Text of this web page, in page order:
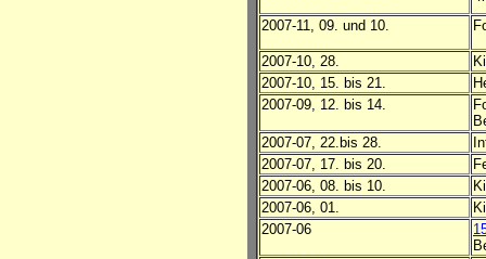
2007-11, 09. und 10.
2007-10, 28.
2007-10, 15. bis 21.
2007-09, 12. bis 14.
2007-07, 22.bis 28.
2007-07, 17. bis 20.
2007-06, 08. bis 10.
2007-06, 01.
2007-06